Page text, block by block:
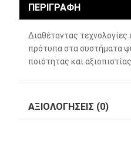
ΠΕΡΙΓΡΑΦΉ
Διαθέτοντας τεχνολογίες
πρότυπα στα συστήματα
ποιότητας και αξιοπιστίας.
ΑΞΙΟΛΟΓΉΣΕΙΣ (0)